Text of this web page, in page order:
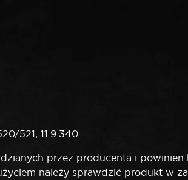
521, 11.9.340 .
przez producenta i
należy sprawdzić produkt w